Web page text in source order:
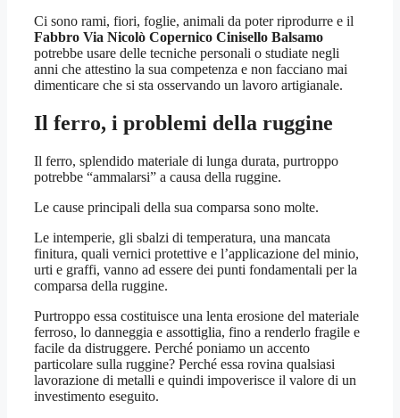
Ci sono rami, fiori, foglie, animali da poter riprodurre e il
Fabbro Via Nicolò Copernico Cinisello Balsamo
potrebbe usare delle tecniche personali o studiate negli
anni che attestino la sua competenza e non facciano mai
dimenticare che si sta osservando un lavoro artigianale.
Il ferro, i problemi della ruggine
Il ferro, splendido materiale di lunga durata, purtroppo
potrebbe “ammalarsi” a causa della ruggine.
Le cause principali della sua comparsa sono molte.
Le intemperie, gli sbalzi di temperatura, una mancata
finitura, quali vernici protettive e l’applicazione del minio,
urti e graffi, vanno ad essere dei punti fondamentali per la
comparsa della ruggine.
Purtroppo essa costituisce una lenta erosione del materiale
ferroso, lo danneggia e assottiglia, fino a renderlo fragile e
facile da distruggere. Perché poniamo un accento
particolare sulla ruggine? Perché essa rovina qualsiasi
lavorazione di metalli e quindi impoverisce il valore di un
investimento eseguito.